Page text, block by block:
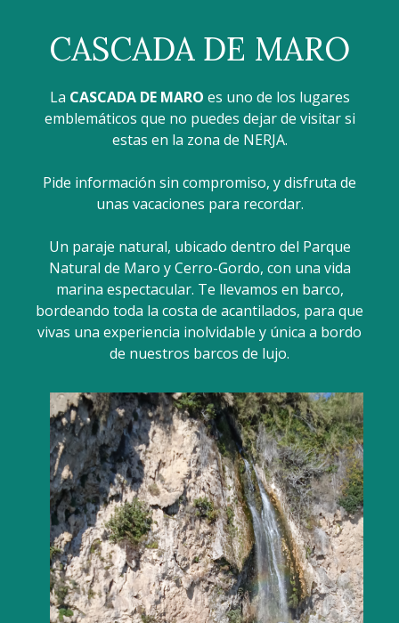
CASCADA DE MARO
La CASCADA DE MARO es uno de los lugares
emblemáticos que no puedes dejar de visitar si
estas en la zona de NERJA.
Pide información sin compromiso, y disfruta de
unas vacaciones para recordar.
Un paraje natural, ubicado dentro del Parque
Natural de Maro y Cerro-Gordo, con una vida
marina espectacular. Te llevamos en barco,
bordeando toda la costa de acantilados, para que
vivas una experiencia inolvidable y única a bordo
de nuestros barcos de lujo.